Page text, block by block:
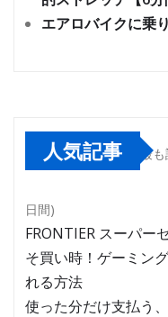
エアロバイクに乗
人気記事 最
日間)
FRONTIER スーパー
そ買い時！ゲーミン
れる方法
使った分だけ支払う